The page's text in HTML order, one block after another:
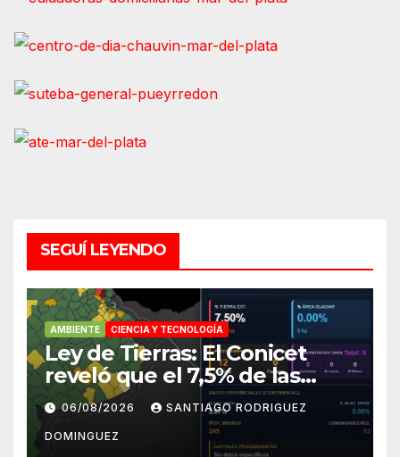
SEGUÍ LEYENDO
AMBIENTE CIENCIA Y TECNOLOGÍA
Ley de Tierras: El Conicet
reveló que el 7,5% de las
tierras rurales de Mar del
Plata pertenecen a
extranjeros
06/08/2026 SANTIAGO RODRIGUEZ
DOMINGUEZ